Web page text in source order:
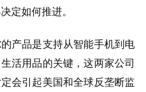
定如何推进。
产品是支持从智能手机到电
活用品的关键，这两家公司
会引起美国和全球反垄断监